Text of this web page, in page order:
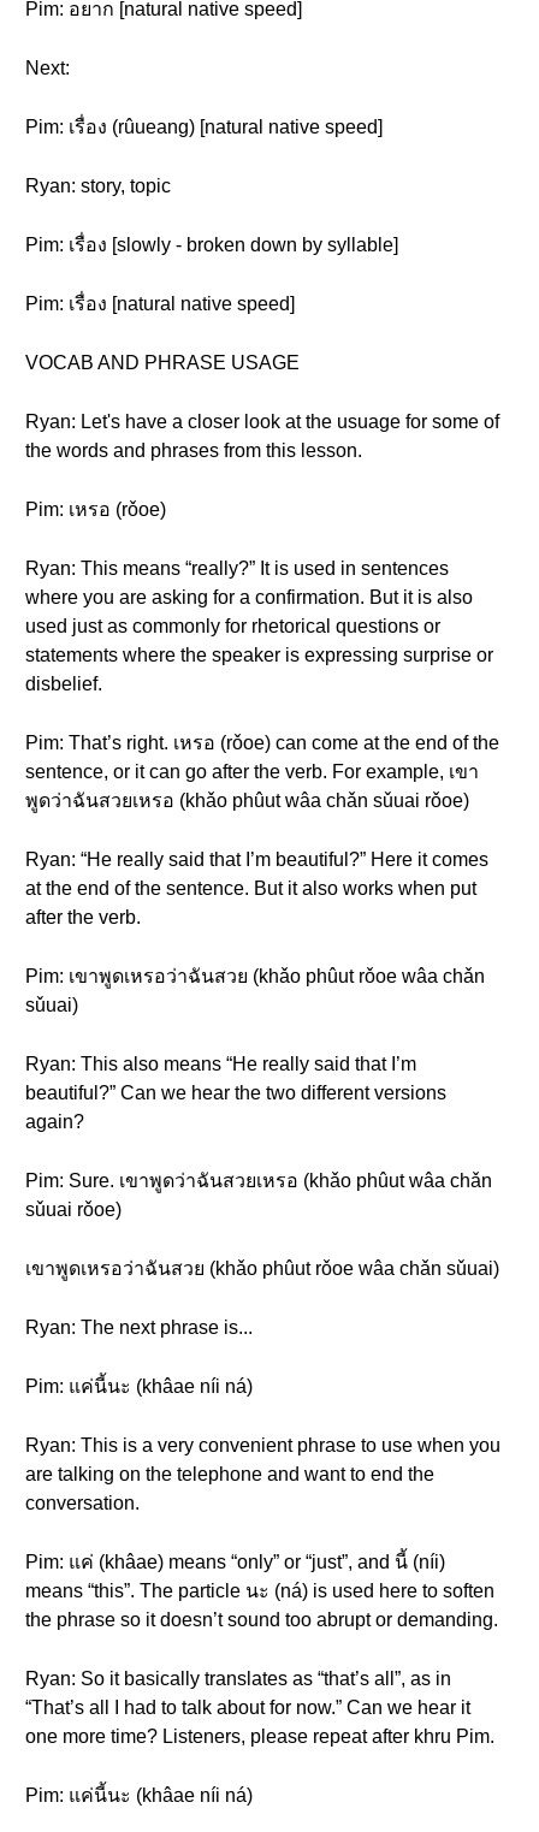
Pim: อยาก [natural native speed]
Next:
Pim: เรื่อง (rûueang) [natural native speed]
Ryan: story, topic
Pim: เรื่อง [slowly - broken down by syllable]
Pim: เรื่อง [natural native speed]
VOCAB AND PHRASE USAGE
Ryan: Let's have a closer look at the usuage for some of
the words and phrases from this lesson.
Pim: เหรอ (rǒoe)
Ryan: This means “really?” It is used in sentences
where you are asking for a confirmation. But it is also
used just as commonly for rhetorical questions or
statements where the speaker is expressing surprise or
disbelief.
Pim: That’s right. เหรอ (rǒoe) can come at the end of the
sentence, or it can go after the verb. For example, เขา
พูดว่าฉันสวยเหรอ (khǎo phûut wâa chǎn sǔuai rǒoe)
Ryan: “He really said that I’m beautiful?” Here it comes
at the end of the sentence. But it also works when put
after the verb.
Pim: เขาพูดเหรอว่าฉันสวย (khǎo phûut rǒoe wâa chǎn
sǔuai)
Ryan: This also means “He really said that I’m
beautiful?” Can we hear the two different versions
again?
Pim: Sure. เขาพูดว่าฉันสวยเหรอ (khǎo phûut wâa chǎn
sǔuai rǒoe)
เขาพูดเหรอว่าฉันสวย (khǎo phûut rǒoe wâa chǎn sǔuai)
Ryan: The next phrase is...
Pim: แค่นี้นะ (khâae níi ná)
Ryan: This is a very convenient phrase to use when you
are talking on the telephone and want to end the
conversation.
Pim: แค่ (khâae) means “only” or “just”, and นี้ (níi)
means “this”. The particle นะ (ná) is used here to soften
the phrase so it doesn’t sound too abrupt or demanding.
Ryan: So it basically translates as “that’s all”, as in
“That’s all I had to talk about for now.” Can we hear it
one more time? Listeners, please repeat after khru Pim.
Pim: แค่นี้นะ (khâae níi ná)